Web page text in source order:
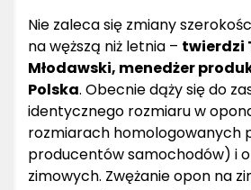
Nie zaleca się zmiany
na węższą niż letnia – twierdzi
Młodawski, menedżer
Polska. Obecnie dąży się do
identycznego rozmiaru w
rozmiarach homologowanych
producentów samochodów) i
zimowych. Zwężanie opon na